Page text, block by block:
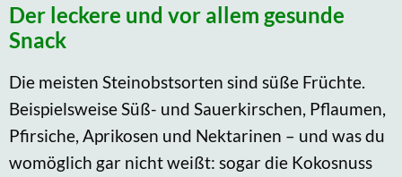
Der leckere und vor allem gesunde
Snack
Die meisten Steinobstsorten sind süße Früchte.
Beispielsweise Süß- und Sauerkirschen, Pflaumen,
Pfirsiche, Aprikosen und Nektarinen – und was du
womöglich gar nicht weißt: sogar die Kokosnuss